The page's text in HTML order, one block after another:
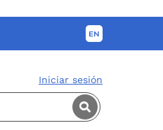
Iniciar sesión